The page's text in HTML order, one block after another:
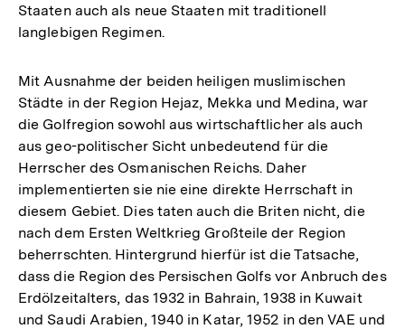
Staaten auch als neue Staaten mit traditionell
langlebigen Regimen.
Mit Ausnahme der beiden heiligen muslimischen
Städte in der Region Hejaz, Mekka und Medina, war
die Golfregion sowohl aus wirtschaftlicher als auch
aus geo-politischer Sicht unbedeutend für die
Herrscher des Osmanischen Reichs. Daher
implementierten sie nie eine direkte Herrschaft in
diesem Gebiet. Dies taten auch die Briten nicht, die
nach dem Ersten Weltkrieg Großteile der Region
beherrschten. Hintergrund hierfür ist die Tatsache,
dass die Region des Persischen Golfs vor Anbruch des
Erdölzeitalters, das 1932 in Bahrain, 1938 in Kuwait
und Saudi Arabien, 1940 in Katar, 1952 in den VAE und